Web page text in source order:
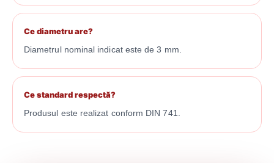
Ce diametru are?
Diametrul nominal indicat este de 3 mm.
Ce standard respectă?
Produsul este realizat conform DIN 741.